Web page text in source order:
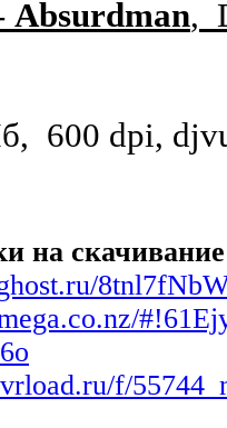
Absurdman,
600 dpi,
на
f/